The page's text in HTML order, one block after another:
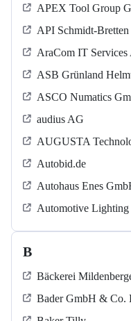
APEX Tool Group
API Schmidt-
AraCom IT Services
ASB Grün­land
ASCO Numatics
audius AG
AUGUSTA
Autobid.de
Autohaus Enes
Automotive
B
Bäckerei
Bader GmbH & Co.